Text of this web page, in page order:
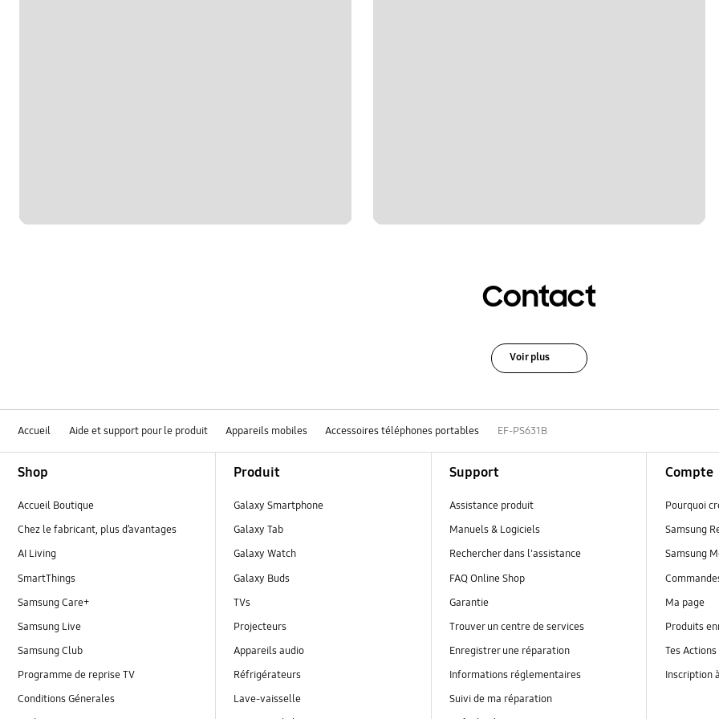
Contact
Voir plus
Accueil Aide et support pour le produit Appareils mobiles Accessoires téléphones portables EF-PS631B
Shop
Accueil Boutique
Chez le fabricant, plus d’avantages
AI Living
SmartThings
Samsung Care+
Samsung Live
Samsung Club
Programme de reprise TV
Conditions Génerales
Produit
Galaxy Smartphone
Galaxy Tab
Galaxy Watch
Galaxy Buds
TVs
Projecteurs
Appareils audio
Réfrigérateurs
Lave-vaisselle
Support
Assistance produit
Manuels & Logiciels
Rechercher dans l'assistance
FAQ Online Shop
Garantie
Trouver un centre de services
Enregistrer une réparation
Informations réglementaires
Suivi de ma réparation
Compte
Pourquoi
Samsung
Samsung
Ma page
Produits
Tes Actions
Inscription